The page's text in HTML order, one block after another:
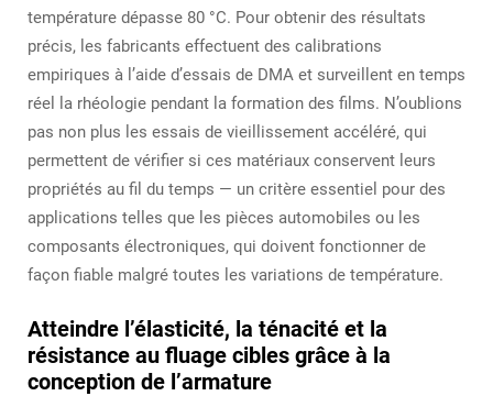
température dépasse 80 °C. Pour obtenir des résultats
précis, les fabricants effectuent des calibrations
empiriques à l’aide d’essais de DMA et surveillent en temps
réel la rhéologie pendant la formation des films. N’oublions
pas non plus les essais de vieillissement accéléré, qui
permettent de vérifier si ces matériaux conservent leurs
propriétés au fil du temps — un critère essentiel pour des
applications telles que les pièces automobiles ou les
composants électroniques, qui doivent fonctionner de
façon fiable malgré toutes les variations de température.
Atteindre l’élasticité, la ténacité et la
résistance au fluage cibles grâce à la
conception de l’armature